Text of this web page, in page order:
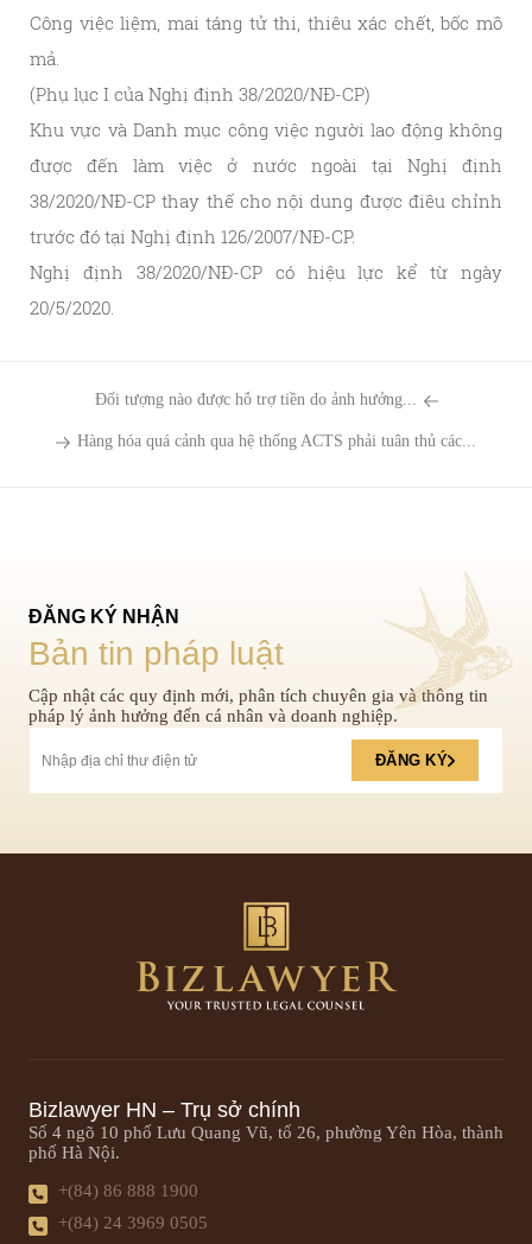
Công việc liệm, mai táng tử thi, thiêu xác chết, bốc mồ
mả.
(Phụ lục I của Nghị định 38/2020/NĐ-CP)
Khu vực và Danh mục công việc người lao động không
được đến làm việc ở nước ngoài tại Nghị định
38/2020/NĐ-CP thay thế cho nội dung được điều chỉnh
trước đó tại Nghị định 126/2007/NĐ-CP.
Nghị định 38/2020/NĐ-CP có hiệu lực kể từ ngày
20/5/2020.
Đối tượng nào được hỗ trợ tiền do ảnh hưởng...
Hàng hóa quá cảnh qua hệ thống ACTS phải tuân thủ các...
ĐĂNG KÝ NHẬN
Bản tin pháp luật
Cập nhật các quy định mới, phân tích chuyên gia và thông tin
pháp lý ảnh hưởng đến cá nhân và doanh nghiệp.
ĐĂNG KÝ
Bizlawyer HN – Trụ sở chính
Số 4 ngõ 10 phố Lưu Quang Vũ, tổ 26, phường Yên Hòa, thành
phố Hà Nội.
+(84) 86 888 1900
+(84) 24 3969 0505